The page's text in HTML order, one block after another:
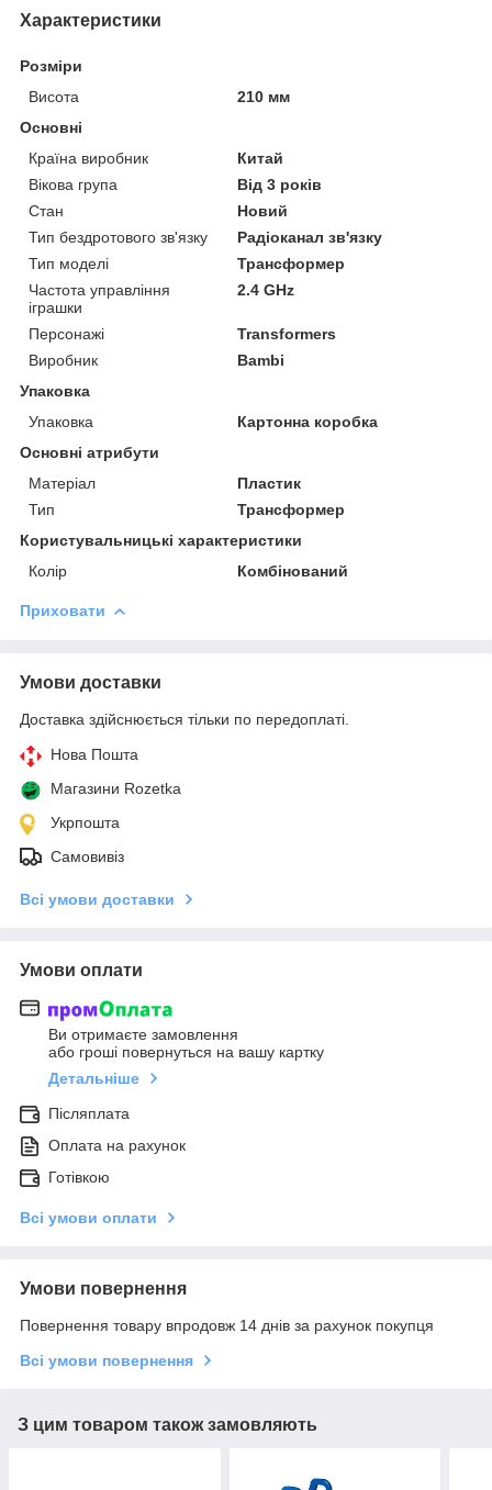
Характеристики
Розміри
Висота
210 мм
Основні
Країна виробник
Китай
Вікова група
Від 3 років
Стан
Новий
Тип бездротового зв'язку
Радіоканал зв'язку
Тип моделі
Трансформер
Частота управління
іграшки
2.4 GHz
Персонажі
Transformers
Виробник
Bambi
Упаковка
Упаковка
Картонна коробка
Основні атрибути
Матеріал
Пластик
Тип
Трансформер
Користувальницькі характеристики
Колір
Комбінований
Приховати
Умови доставки
Доставка здійснюється тільки по передоплаті.
Нова Пошта
Магазини Rozetka
Укрпошта
Самовивіз
Всі умови доставки
Умови оплати
Ви отримаєте замовлення
або гроші повернуться на вашу картку
Детальніше
Післяплата
Оплата на рахунок
Готівкою
Всі умови оплати
Умови повернення
Повернення товару впродовж 14 днів за рахунок покупця
Всі умови повернення
З цим товаром також замовляють